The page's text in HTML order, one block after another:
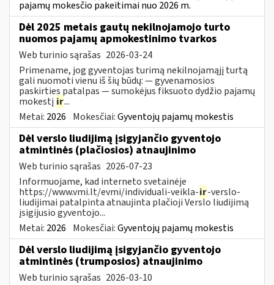
pajamų mokesčio pakeitimai nuo 2026 m.
Dėl 2025 metais gautų nekilnojamojo turto
nuomos pajamų apmokestinimo tvarkos
Web turinio sąrašas 2026-03-24
Primename, jog gyventojas turimą nekilnojamąjį turtą
gali nuomoti vienu iš šių būdų: — gyvenamosios
paskirties patalpas — sumokėjus fiksuoto dydžio pajamų
mokestį ir...
Metai: 2026 Mokesčiai:Gyventojų pajamų mokestis
Dėl verslo liudijimą įsigyjančio gyventojo
atmintinės (plačiosios) atnaujinimo
Web turinio sąrašas 2026-07-23
Informuojame, kad interneto svetainėje
https://www.vmi.lt/evmi/individuali-veikla-ir-verslo-
liudijimai patalpinta atnaujinta plačioji Verslo liudijimą
įsigijusio gyventojo...
Metai: 2026 Mokesčiai:Gyventojų pajamų mokestis
Dėl verslo liudijimą įsigyjančio gyventojo
atmintinės (trumposios) atnaujinimo
Web turinio sąrašas 2026-03-10